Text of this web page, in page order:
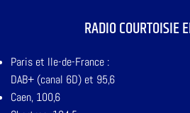
RADIO COURTOISIE
Paris et Ile-de-France :
DAB+ (canal 6D) et 95,6
Caen, 100,6